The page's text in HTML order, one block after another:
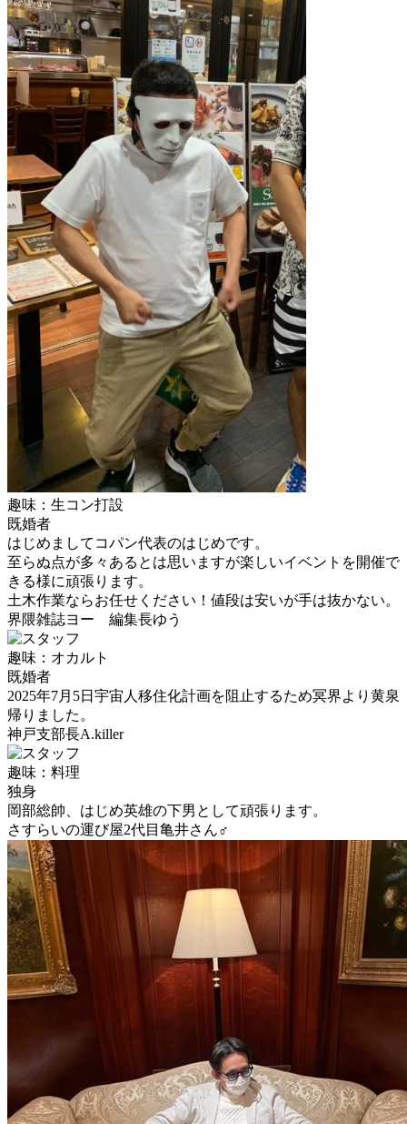
趣味：生コン打設
既婚者
はじめましてコパン代表のはじめです。
至らぬ点が多々あるとは思いますが楽しいイベントを開催で
きる様に頑張ります。
土木作業ならお任せください！値段は安いが手は抜かない。
界隈雑誌ヨー 編集長ゆう
趣味：オカルト
既婚者
2025年7月5日宇宙人移住化計画を阻止するため冥界より黄泉
帰りました。
神戸支部長A.killer
趣味：料理
独身
岡部総帥、はじめ英雄の下男として頑張ります。
さすらいの運び屋2代目亀井さん♂